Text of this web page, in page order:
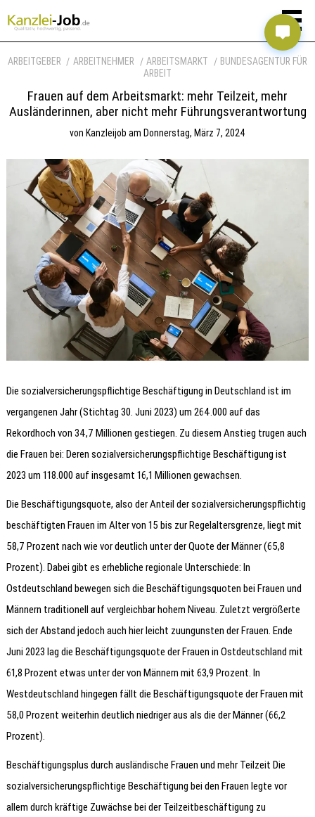
ARBEITGEBER ARBEITNEHMER ARBEITSMARKT
BUNDESAGENTUR FÜR
ARBEIT
Frauen auf dem Arbeitsmarkt: mehr Teilzeit, mehr
Ausländerinnen, aber nicht mehr Führungsverantwortung
von Kanzleijob am Donnerstag, März 7, 2024
Die sozialversicherungspflichtige Beschäftigung in Deutschland ist im
vergangenen Jahr (Stichtag 30. Juni 2023) um 264.000 auf das
Rekordhoch von 34,7 Millionen gestiegen. Zu diesem Anstieg trugen auch
die Frauen bei: Deren sozialversicherungspflichtige Beschäftigung ist
2023 um 118.000 auf insgesamt 16,1 Millionen gewachsen.
Die Beschäftigungsquote, also der Anteil der sozialversicherungspflichtig
beschäftigten Frauen im Alter von 15 bis zur Regelaltersgrenze, liegt mit
58,7 Prozent nach wie vor deutlich unter der Quote der Männer (65,8
Prozent). Dabei gibt es erhebliche regionale Unterschiede: In
Ostdeutschland bewegen sich die Beschäftigungsquoten bei Frauen und
Männern traditionell auf vergleichbar hohem Niveau. Zuletzt vergrößerte
sich der Abstand jedoch auch hier leicht zuungunsten der Frauen. Ende
Juni 2023 lag die Beschäftigungsquote der Frauen in Ostdeutschland mit
61,8 Prozent etwas unter der von Männern mit 63,9 Prozent. In
Westdeutschland hingegen fällt die Beschäftigungsquote der Frauen mit
58,0 Prozent weiterhin deutlich niedriger aus als die der Männer (66,2
Prozent).
Beschäftigungsplus durch ausländische Frauen und mehr Teilzeit Die
sozialversicherungspflichtige Beschäftigung bei den Frauen legte vor
allem durch kräftige Zuwächse bei der Teilzeitbeschäftigung zu